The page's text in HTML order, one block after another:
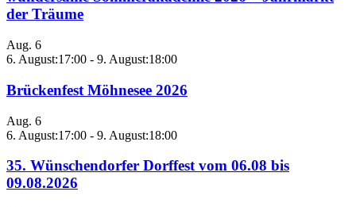
der Träume
Aug. 6
6. August:17:00 - 9. August:18:00
Brückenfest Möhnesee 2026
Aug. 6
6. August:17:00 - 9. August:18:00
35. Wünschendorfer Dorffest vom 06.08 bis
09.08.2026